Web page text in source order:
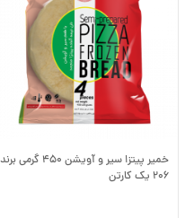
خمیر پیتزا سیر و آویشن 450 گرمی برند
206 یک کارتن